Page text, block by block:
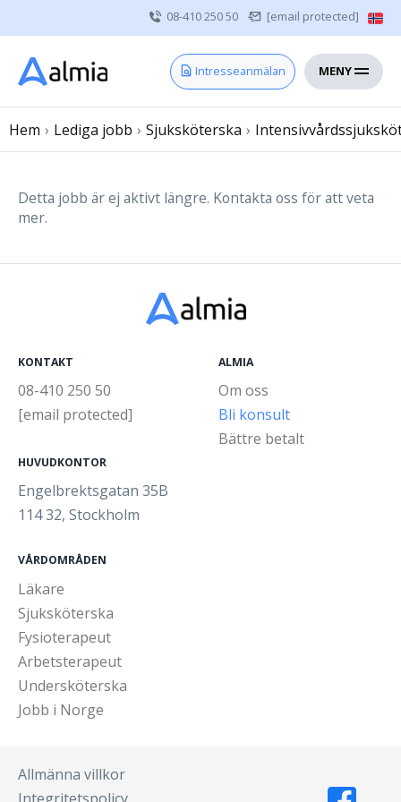
08-410 250 50 [email protected]
Intresseanmälan MENY
Hem
Vårdgivare
Om oss
Sjuksköterska
Läkare
Hem › Lediga jobb › Sjuksköterska ›
Detta jobb är ej aktivt längre. Kontakta oss för att veta
mer.
KONTAKT
08-410 250 50
[email protected]
HUVUDKONTOR
Engelbrektsgatan 35B
114 32, Stockholm
ALMIA
Om oss
Bli konsult
Bättre betalt
VÅRDOMRÅDEN
Läkare
Sjuksköterska
Fysioterapeut
Arbetsterapeut
Undersköterska
Jobb i Norge
Allmänna villkor
Integritetspolicy